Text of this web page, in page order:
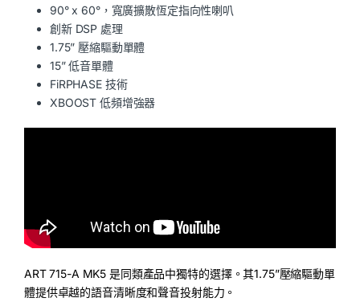
90° x 60°，寬廣擴散恆定指向性喇叭
創新 DSP 處理
1.75” 壓縮驅動單體
15” 低音單體
FiRPHASE 技術
XBOOST 低頻增強器
ART 715-A MK5 是同類產品中獨特的選擇。其1.75”壓縮驅動單
體提供卓越的語音清晰度和聲音投射能力。